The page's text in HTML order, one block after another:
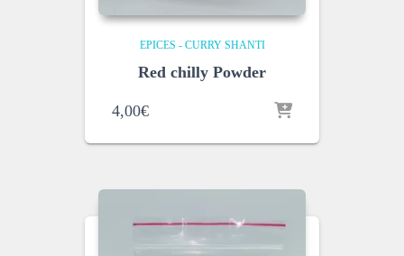
EPICES - CURRY SHANTI
Red chilly Powder
4,00€